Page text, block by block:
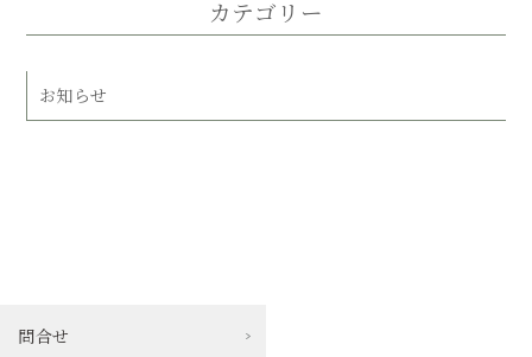
カテゴリー
お知らせ
問合せ